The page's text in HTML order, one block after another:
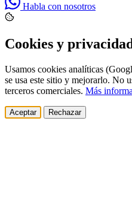
Habla con nosotros
Cookies y
Usamos cookies analíticas
se usa este sitio y mejorarlo. No
terceros comerciales. Más
Aceptar Rechazar